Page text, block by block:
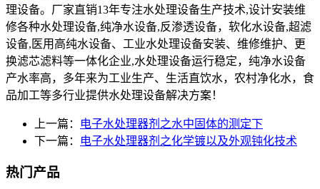
理设备。厂家直销13年专注水处理设备生产技术,设计安装维
修各种水处理设备,纯净水设备,反渗透设备，软化水设备,超滤
设备,医用高纯水设备、工业水处理设备安装、维修维护、更
换滤芯滤料等一体化企业,水处理设备运行稳定，纯净水设备
产水率高，多年来为工业生产、生活直饮水，农村净化水，食
品加工等多行业提供水处理设备解决方案！
上一篇：
电子水处理器剂之水中固体的测定下
下一篇：
电子水处理器剂之化学镀以及外观钝化技术
热门产品